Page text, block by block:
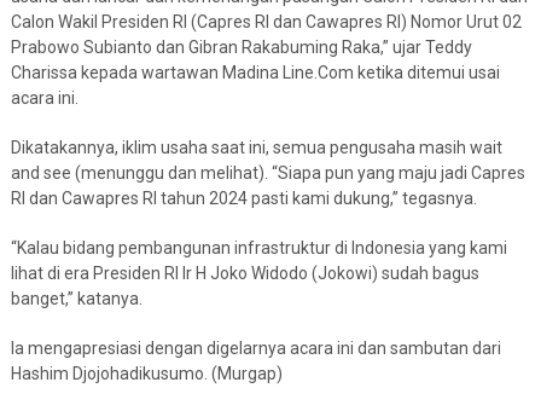
Calon Wakil Presiden RI (Capres RI dan Cawapres RI) Nomor Urut 02
Prabowo Subianto dan Gibran Rakabuming Raka,” ujar Teddy
Charissa kepada wartawan Madina Line.Com ketika ditemui usai
acara ini.
Dikatakannya, iklim usaha saat ini, semua pengusaha masih wait
and see (menunggu dan melihat). “Siapa pun yang maju jadi Capres
RI dan Cawapres RI tahun 2024 pasti kami dukung,” tegasnya.
“Kalau bidang pembangunan infrastruktur di Indonesia yang kami
lihat di era Presiden RI Ir H Joko Widodo (Jokowi) sudah bagus
banget,” katanya.
Ia mengapresiasi dengan digelarnya acara ini dan sambutan dari
Hashim Djojohadikusumo. (Murgap)